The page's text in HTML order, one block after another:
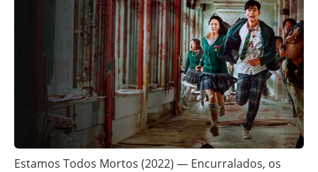
Estamos Todos Mortos (2022) — Encurralados, os